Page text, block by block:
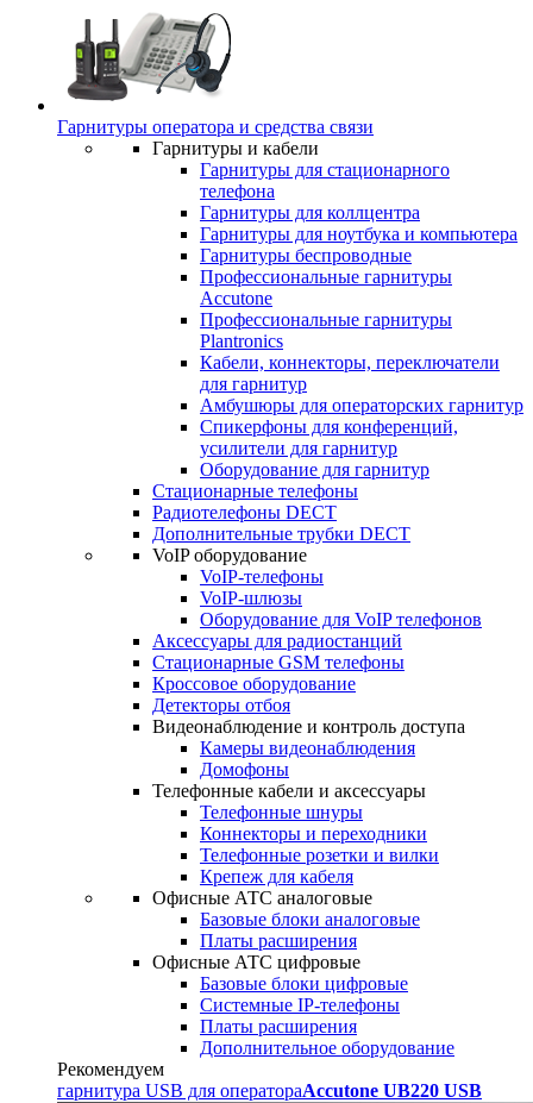
Гарнитуры оператора и средства связи
Гарнитуры и кабели
Гарнитуры для стационарного
телефона
Гарнитуры для коллцентра
Гарнитуры для ноутбука и компьютера
Гарнитуры беспроводные
Профессиональные гарнитуры
Accutone
Профессиональные гарнитуры
Plantronics
Кабели, коннекторы, переключатели
для гарнитур
Амбушюры для операторских гарнитур
Cпикерфоны для конференций,
усилители для гарнитур
Оборудование для гарнитур
Стационарные телефоны
Радиотелефоны DECT
Дополнительные трубки DECT
VoIP оборудование
VoIP-телефоны
VoIP-шлюзы
Оборудование для VoIP телефонов
Аксессуары для радиостанций
Стационарные GSM телефоны
Кроссовое оборудование
Детекторы отбоя
Видеонаблюдение и контроль доступа
Камеры видеонаблюдения
Домофоны
Телефонные кабели и аксессуары
Телефонные шнуры
Коннекторы и переходники
Телефонные розетки и вилки
Крепеж для кабеля
Офисные АТС аналоговые
Базовые блоки аналоговые
Платы расширения
Офисные АТС цифровые
Базовые блоки цифровые
Системные IP-телефоны
Платы расширения
Дополнительное оборудование
Рекомендуем
гарнитура USB для оператораAccutone UB220 USB